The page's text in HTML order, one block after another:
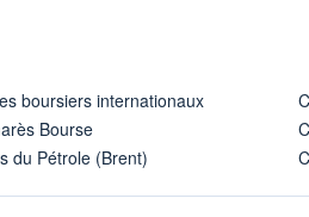
boursiers internationaux
Bourse
du Pétrole (Brent)